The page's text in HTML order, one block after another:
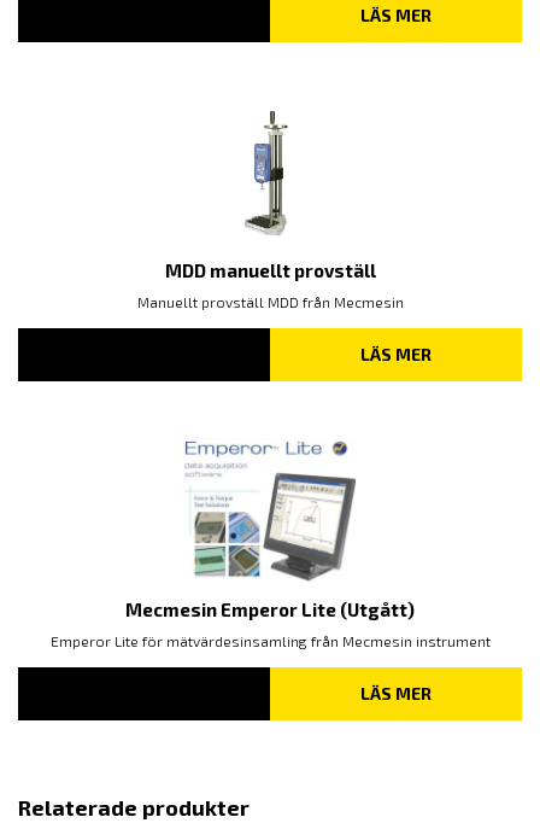
LÄS MER
MDD manuellt provställ
Manuellt provställ MDD från Mecmesin
LÄS MER
Mecmesin Emperor Lite (Utgått)
Emperor Lite för mätvärdesinsamling från Mecmesin instrument
LÄS MER
Relaterade produkter